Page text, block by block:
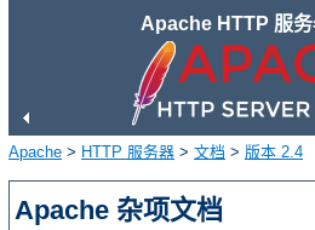
Apache HTTP 服
Apache > HTTP 服务器 > 文档 > 版本 2.4
Apache 杂项文档